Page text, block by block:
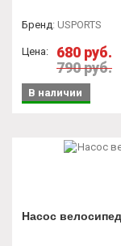
Бренд: USPORTS
Цена:
680 руб.
790 руб.
В наличии
Насос